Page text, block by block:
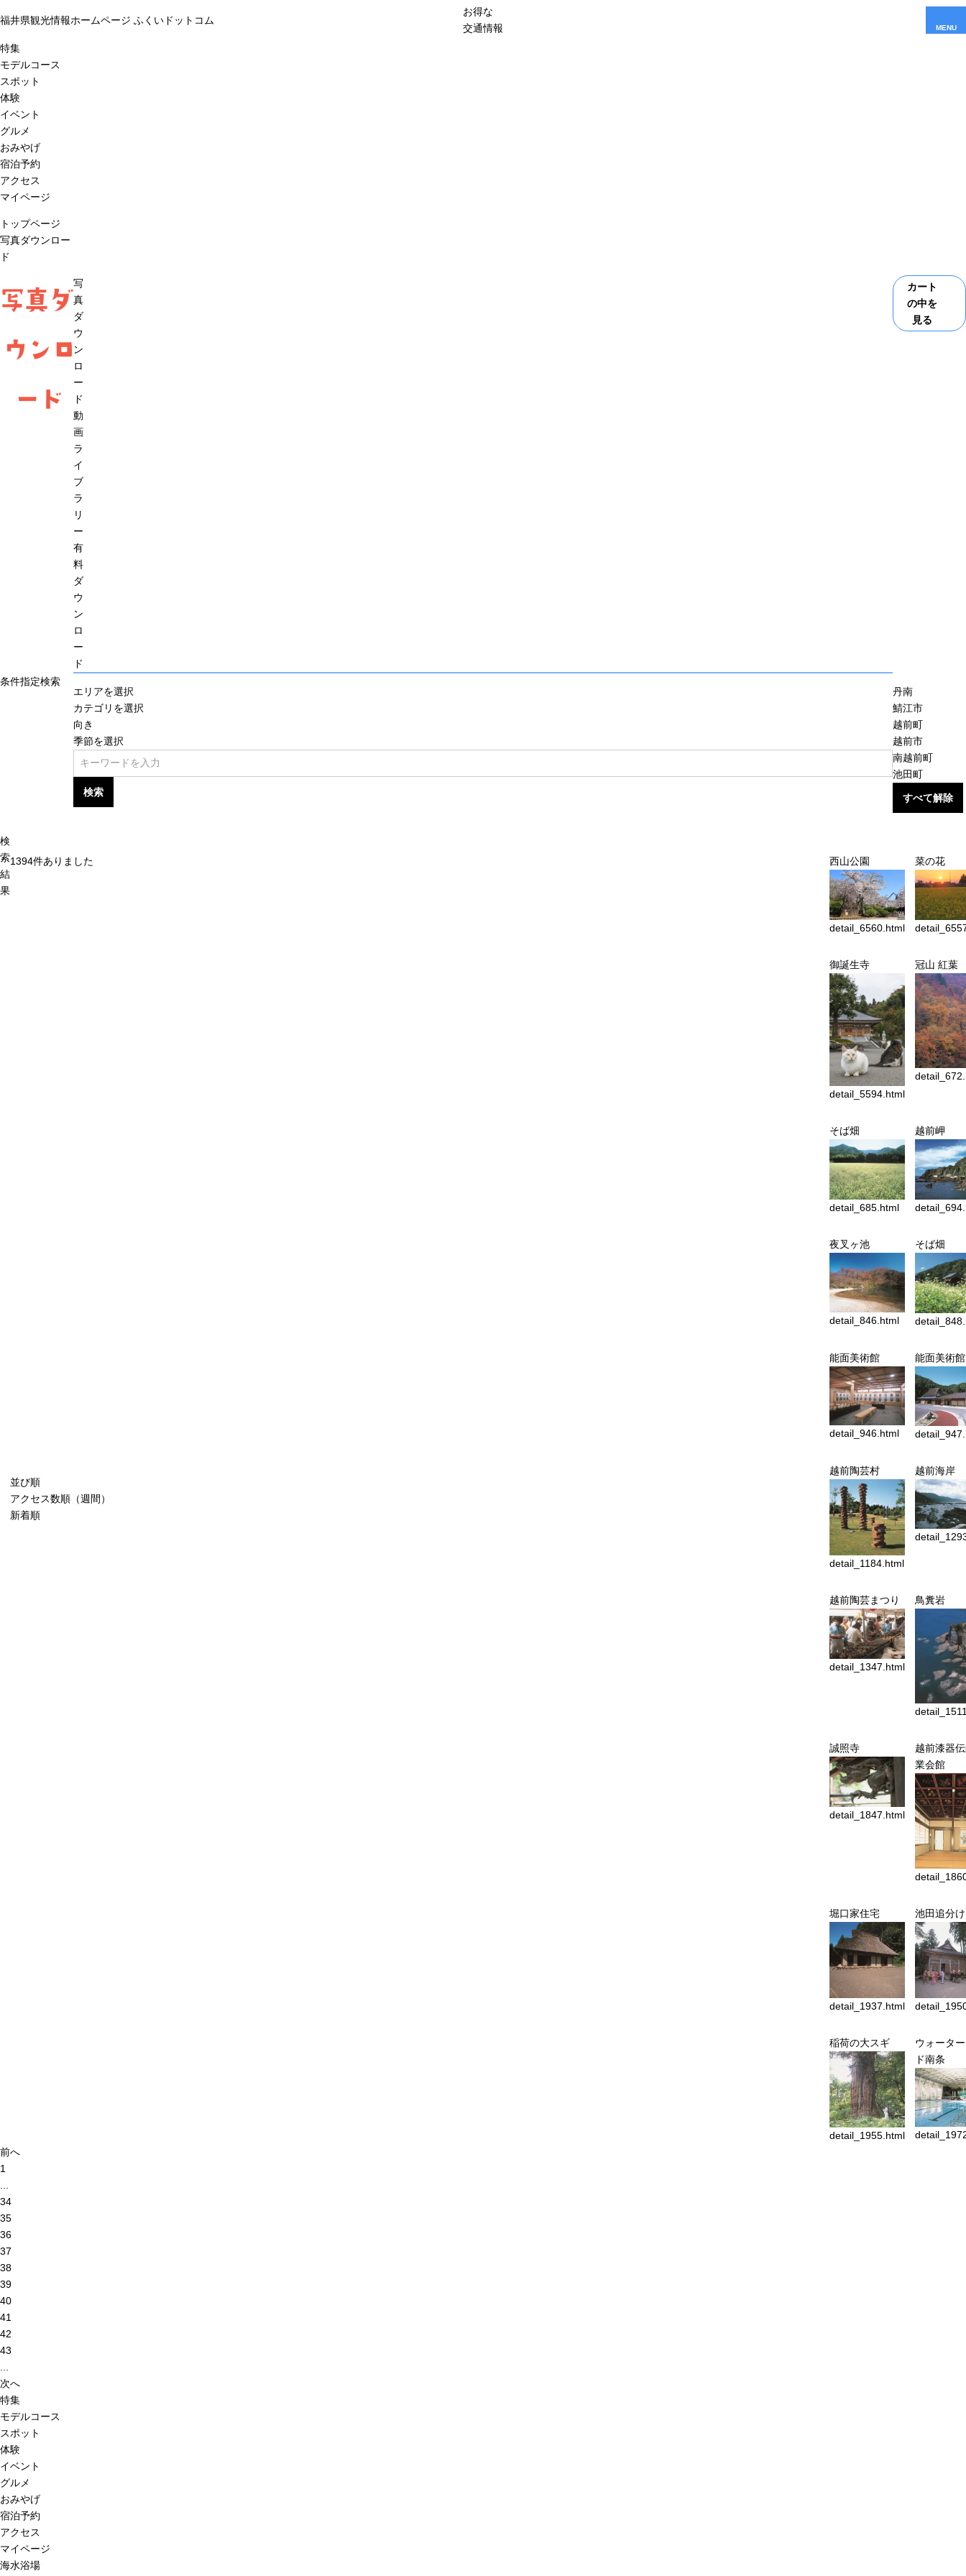
福井県観光情報ホームページ ふくいドットコム
お得な
交通情報
MENU
特集
モデルコース
スポット
体験
イベント
グルメ
おみやげ
宿泊予約
アクセス
マイページ
トップページ
写真ダウンロー
ド
真ダ
ウンロ
ード
写
真
ダ
ウ
ン
ロ
ー
ド
動
画
ラ
イ
ブ
ラ
リ
ー
有
料
ダ
ウ
ン
ロ
ー
ド
カート
の中を
見る
条件指定検索
エリアを選択
カテゴリを選択
向き
季節を選択
検索
丹南
鯖江市
越前町
越前市
南越前町
池田町
すべて解除
検
索
結
果
1394件ありました
並び順
アクセス数順（週間）
新着順
西山公園
detail_6560.html
菜の花
御誕生寺
detail_5594.html
冠山 紅葉
そば畑
detail_685.html
越前岬
夜叉ヶ池
detail_846.html
そば畑
能面美術館
detail_946.html
能面美術館
越前陶芸村
detail_1184.html
越前海岸
越前陶芸まつり
detail_1347.html
鳥糞岩
誠照寺
detail_1847.html
越前漆器
業会館
堀口家住宅
detail_1937.html
池田追分け
稲荷の大スギ
detail_1955.html
ウォータ
ド南条
前へ
1
34
35
36
37
38
39
40
41
42
43
次へ
特集
モデルコース
スポット
体験
イベント
グルメ
おみやげ
宿泊予約
アクセス
マイページ
海水浴場